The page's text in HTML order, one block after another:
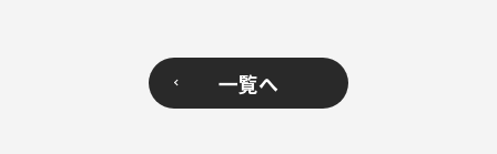
一覧へ